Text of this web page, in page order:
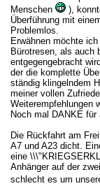
Menschen
),
Überführung mit
Problemlos.
Erwähnen möchte
Bürotresen, als auch
entgegengebracht
der die komplette
ständig klingelndem
meiner vollen
Weiterempfehlungen
Noch mal DANKE für
Die Rückfahrt am
A7 und A23 dicht.
eine
Anhänger auf der
schlecht es um